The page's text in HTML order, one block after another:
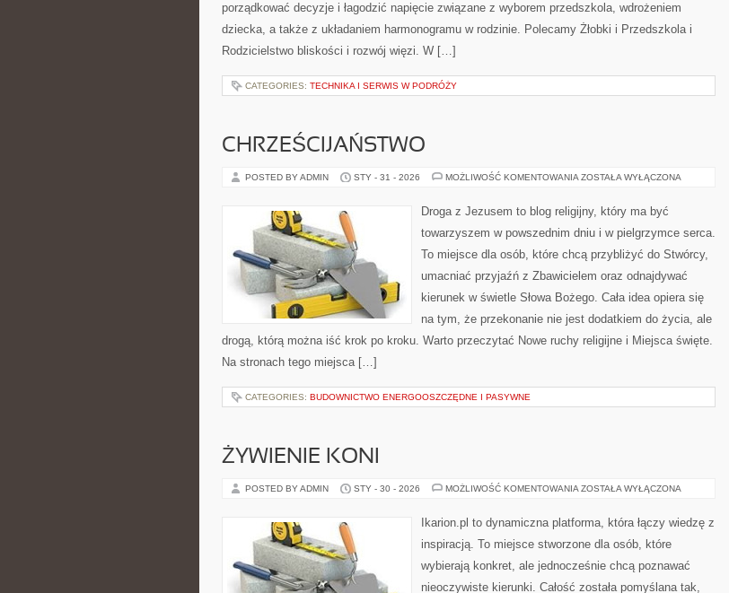
porządkować decyzje i łagodzić napięcie związane z wyborem przedszkola, wdrożeniem
dziecka, a także z układaniem harmonogramu w rodzinie. Polecamy Żłobki i Przedszkola i
Rodzicielstwo bliskości i rozwój więzi. W […]
CATEGORIES: TECHNIKA I SERWIS W PODRÓŻY
CHRZEŚCIJAŃSTWO
POSTED BY ADMIN STY - 31 - 2026 MOŻLIWOŚĆ KOMENTOWANIA CHRZEŚCIJAŃSTWO
ZOSTAŁA WYŁĄCZONA
Droga z Jezusem to blog religijny, który ma być
towarzyszem w powszednim dniu i w pielgrzymce serca.
To miejsce dla osób, które chcą przybliżyć do Stwórcy,
umacniać przyjaźń z Zbawicielem oraz odnajdywać
kierunek w świetle Słowa Bożego. Cała idea opiera się
na tym, że przekonanie nie jest dodatkiem do życia, ale
drogą, którą można iść krok po kroku. Warto przeczytać Nowe ruchy religijne i Miejsca święte.
Na stronach tego miejsca […]
CATEGORIES: BUDOWNICTWO ENERGOOSZCZĘDNE I PASYWNE
ŻYWIENIE KONI
POSTED BY ADMIN STY - 30 - 2026 MOŻLIWOŚĆ KOMENTOWANIA ŻYWIENIE
ZOSTAŁA WYŁĄCZONA
Ikarion.pl to dynamiczna platforma, która łączy wiedzę z
inspiracją. To miejsce stworzone dla osób, które
wybierają konkret, ale jednocześnie chcą poznawać
nieoczywiste kierunki. Całość została pomyślana tak,